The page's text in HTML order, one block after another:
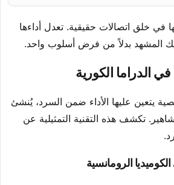
في خلق اتصالات حقيقية. تعدل أداءها
المشهد بدلاً من فرض أسلوب واحد.
في الدراما الكورية
يتعين عليها الأداء ضمن السرد، يُنشئ
تكشف هذه التقنية التمثيلية عن
الرومانسية